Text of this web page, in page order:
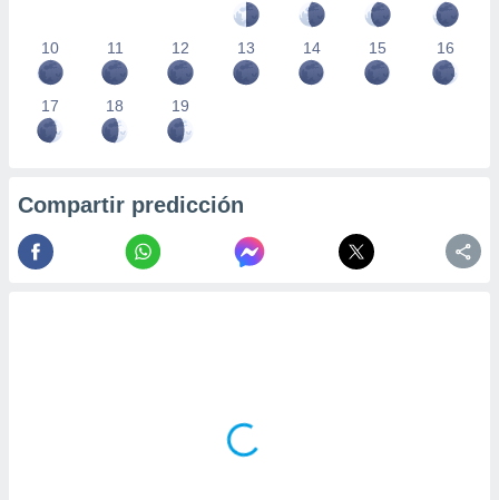
10 11 12 13 14 15 16
17 18 19
Compartir predicción